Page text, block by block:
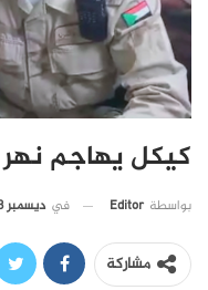
كيكل يهاجم
بواسطة Editor في ديسمبر 8, 2023
مشاركة